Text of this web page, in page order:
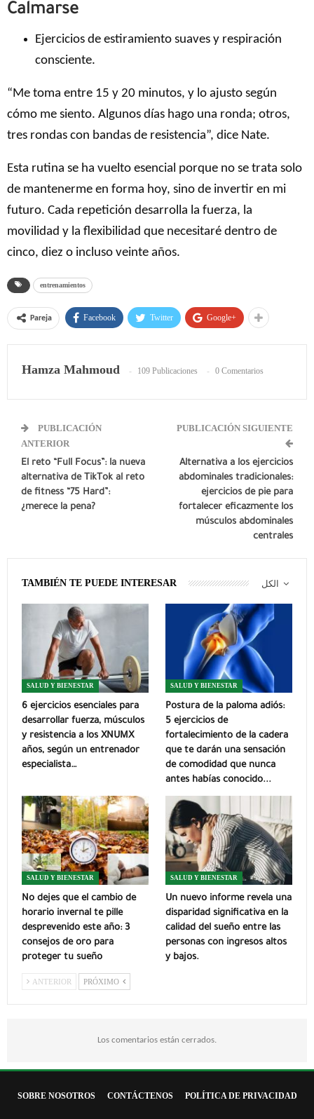
Calmarse
Ejercicios de estiramiento suaves y respiración
consciente.
“Me toma entre 15 y 20 minutos, y lo ajusto según
cómo me siento. Algunos días hago una ronda; otros,
tres rondas con bandas de resistencia”, dice Nate.
Esta rutina se ha vuelto esencial porque no se trata solo
de mantenerme en forma hoy, sino de invertir en mi
futuro. Cada repetición desarrolla la fuerza, la
movilidad y la flexibilidad que necesitaré dentro de
cinco, diez o incluso veinte años.
entrenamientos
Pareja Facebook Twitter Google+
Hamza Mahmoud 109 Publicaciones 0 Comentarios
PUBLICACIÓN
ANTERIOR
El reto “Full Focus”: la nueva
alternativa de TikTok al reto
de fitness “75 Hard”:
¿merece la pena?
PUBLICACIÓN SIGUIENTE
Alternativa a los ejercicios
abdominales tradicionales:
ejercicios de pie para
fortalecer eficazmente los
músculos abdominales
centrales
TAMBIÉN TE PUEDE INTERESAR
SALUD Y BIENESTAR
6 ejercicios esenciales para
desarrollar fuerza, músculos
y resistencia a los XNUMX
años, según un entrenador
especialista…
SALUD Y BIENESTAR
Postura de la paloma adiós:
5 ejercicios de
fortalecimiento de la cadera
que te darán una sensación
de comodidad que nunca
antes habías conocido...
SALUD Y BIENESTAR
No dejes que el cambio de
horario invernal te pille
desprevenido este año: 3
consejos de oro para
proteger tu sueño
SALUD Y BIENESTAR
Un nuevo informe revela una
disparidad significativa en la
calidad del sueño entre las
personas con ingresos altos
y bajos.
ANTERIOR PRÓXIMO
Los comentarios están cerrados.
SOBRE NOSOTROS CONTÁCTENOS POLÍTICA DE PRIVACIDAD